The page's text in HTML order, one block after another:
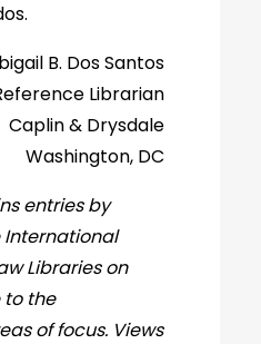
B. Dos Santos
Librarian
Caplin & Drysdale
Washington, DC
entries by
International
Libraries on
to the
of focus. Views